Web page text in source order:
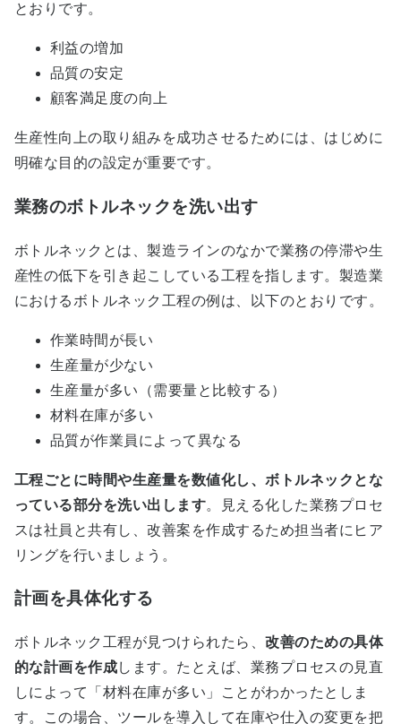
とおりです。
利益の増加
品質の安定
顧客満足度の向上
生産性向上の取り組みを成功させるためには、はじめに
明確な目的の設定が重要です。
業務のボトルネックを洗い出す
ボトルネックとは、製造ラインのなかで業務の停滞や生
産性の低下を引き起こしている工程を指します。製造業
におけるボトルネック工程の例は、以下のとおりです。
作業時間が長い
生産量が少ない
生産量が多い（需要量と比較する）
材料在庫が多い
品質が作業員によって異なる
工程ごとに時間や生産量を数値化し、ボトルネックとな
っている部分を洗い出します。見える化した業務プロセ
スは社員と共有し、改善案を作成するため担当者にヒア
リングを行いましょう。
計画を具体化する
ボトルネック工程が見つけられたら、改善のための具体
的な計画を作成します。たとえば、業務プロセスの見直
しによって「材料在庫が多い」ことがわかったとしま
す。この場合、ツールを導入して在庫や仕入の変更を把